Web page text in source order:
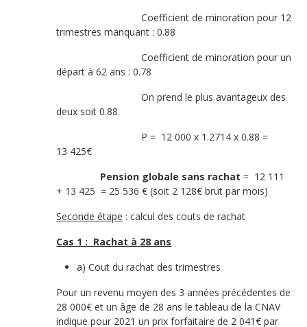
Coefficient de minoration pour 12
trimestres manquant : 0.88
Coefficient de minoration pour un
départ à 62 ans : 0.78
On prend le plus avantageux des
deux soit 0.88.
P = 12 000 x 1.2714 x 0.88 =
13 425€
Pension globale sans rachat= 12 111
+ 13 425 = 25 536 € (soit 2 128€ brut par mois)
Seconde étape : calcul des couts de rachat
Cas 1 : Rachat à 28 ans
a) Cout du rachat des trimestres
Pour un revenu moyen des 3 années précédentes de
28 000€ et un âge de 28 ans le tableau de la CNAV
indique pour 2021 un prix forfaitaire de 2 041€ par